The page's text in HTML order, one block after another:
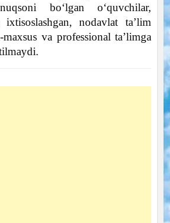
bo‘lgan o‘quvchilar,
nodavlat ta’lim
maxsus va professional ta’limga